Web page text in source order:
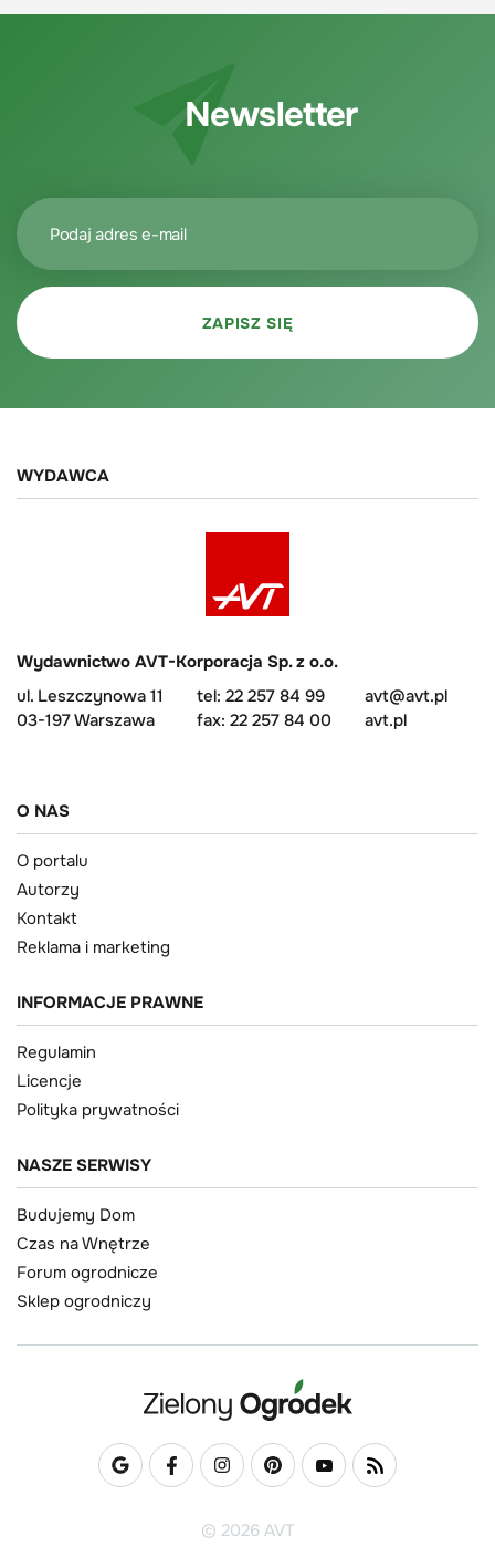
Newsletter
WYDAWCA
Wydawnictwo AVT-Korporacja Sp. z o.o.
ul. Leszczynowa 11
03-197 Warszawa
tel: 22 257 84 99
fax: 22 257 84 00
avt@avt.pl
avt.pl
O NAS
O portalu
Autorzy
Kontakt
Reklama i marketing
INFORMACJE PRAWNE
Regulamin
Licencje
Polityka prywatności
NASZE SERWISY
Budujemy Dom
Czas na Wnętrze
Forum ogrodnicze
Sklep ogrodniczy
© 2026 AVT